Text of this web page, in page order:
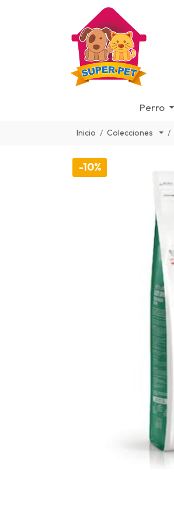
Perro
Inicio Colecciones
-10%